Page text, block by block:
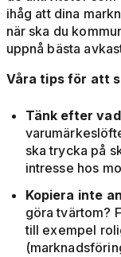
ihåg att dina
när ska du
uppnå bästa
Våra tips för att
Tänk efter
ska trycka på
intresse hos
Kopiera inte
göra tvärtom?
till exempel